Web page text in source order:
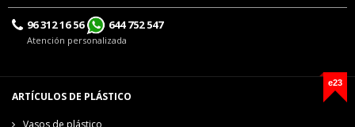
96 312 16 56 644 752 547
Atención personalizada
e23
ARTÍCULOS DE PLÁSTICO